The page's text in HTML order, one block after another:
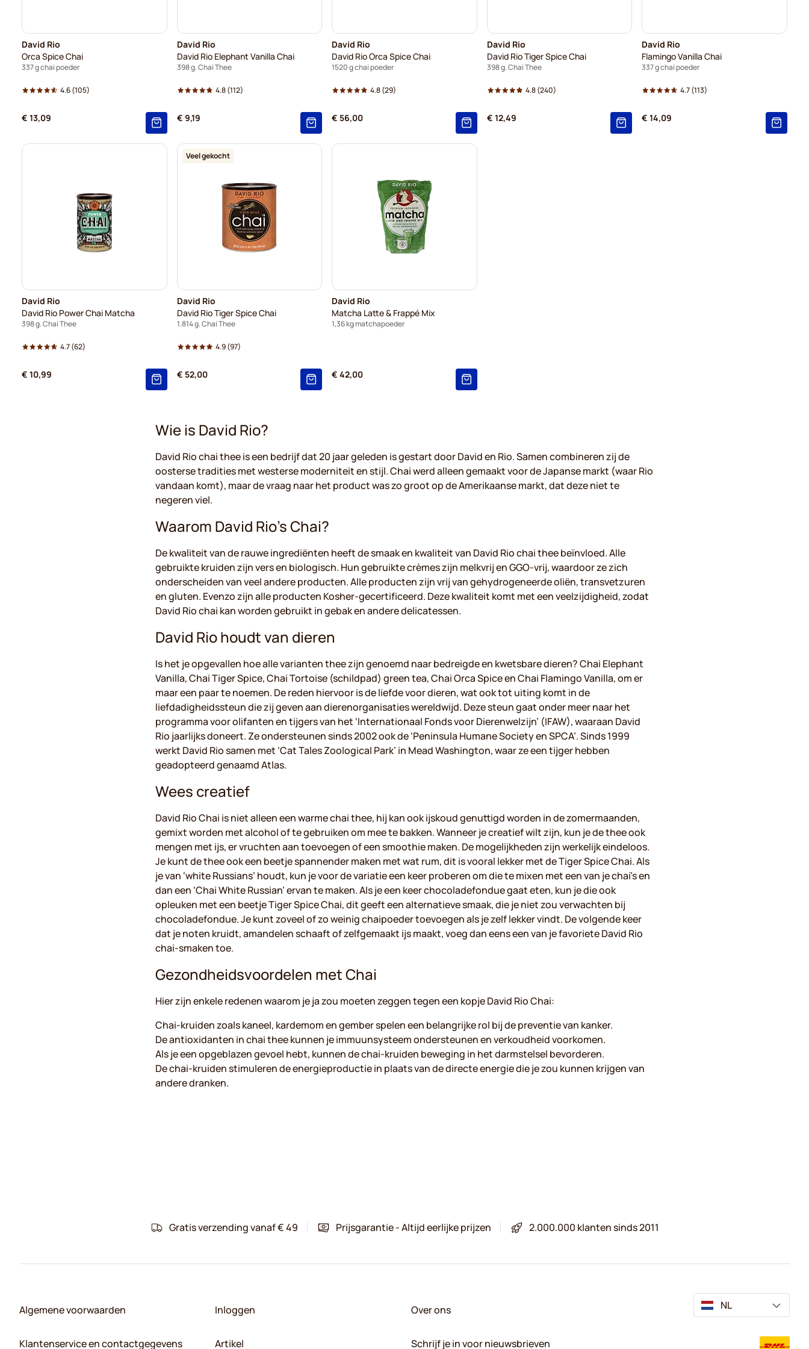
David Rio
Orca Spice Chai
337 g chai poeder
4.6(105)
€ 13,09
David Rio
David Rio Elephant Vanilla Chai
398 g. Chai Thee
4.8(112)
€ 9,19
David Rio
David Rio Orca Spice Chai
1520 g chai poeder
4.8(29)
€ 56,00
David Rio
David Rio Tiger Spice Chai
398 g. Chai Thee
4.8(240)
€ 12,49
David Rio
Flamingo Vanilla Chai
337 g chai poeder
4.7(113)
€ 14,09
David Rio
David Rio Power Chai Matcha
398 g. Chai Thee
4.7(62)
€ 10,99
Veel gekocht
David Rio
David Rio Tiger Spice Chai
1.814 g. Chai Thee
4.9(97)
€ 52,00
David Rio
Matcha Latte & Frappé Mix
1,36 kg matchapoeder
€ 42,00
Wie is David Rio?
David Rio chai thee is een bedrijf dat 20 jaar geleden is gestart door David en Rio. Samen combineren zij de
oosterse tradities met westerse moderniteit en stijl. Chai werd alleen gemaakt voor de Japanse markt (waar Rio
vandaan komt), maar de vraag naar het product was zo groot op de Amerikaanse markt, dat deze niet te
negeren viel.
Waarom David Rio’s Chai?
De kwaliteit van de rauwe ingrediënten heeft de smaak en kwaliteit van David Rio chai thee beïnvloed. Alle
gebruikte kruiden zijn vers en biologisch. Hun gebruikte crèmes zijn melkvrij en GGO-vrij, waardoor ze zich
onderscheiden van veel andere producten. Alle producten zijn vrij van gehydrogeneerde oliën, transvetzuren
en gluten. Evenzo zijn alle producten Kosher-gecertificeerd. Deze kwaliteit komt met een veelzijdigheid, zodat
David Rio chai kan worden gebruikt in gebak en andere delicatessen.
David Rio houdt van dieren
Is het je opgevallen hoe alle varianten thee zijn genoemd naar bedreigde en kwetsbare dieren? Chai Elephant
Vanilla, Chai Tiger Spice, Chai Tortoise (schildpad) green tea, Chai Orca Spice en Chai Flamingo Vanilla, om er
maar een paar te noemen. De reden hiervoor is de liefde voor dieren, wat ook tot uiting komt in de
liefdadigheidssteun die zij geven aan dierenorganisaties wereldwijd. Deze steun gaat onder meer naar het
programma voor olifanten en tijgers van het ‘Internationaal Fonds voor Dierenwelzijn’ (IFAW), waaraan David
Rio jaarlijks doneert. Ze ondersteunen sinds 2002 ook de ‘Peninsula Humane Society en SPCA’. Sinds 1999
werkt David Rio samen met ‘Cat Tales Zoological Park’ in Mead Washington, waar ze een tijger hebben
geadopteerd genaamd Atlas.
Wees creatief
David Rio Chai is niet alleen een warme chai thee, hij kan ook ijskoud genuttigd worden in de zomermaanden,
gemixt worden met alcohol of te gebruiken om mee te bakken. Wanneer je creatief wilt zijn, kun je de thee ook
mengen met ijs, er vruchten aan toevoegen of een smoothie maken. De mogelijkheden zijn werkelijk eindeloos.
Je kunt de thee ook een beetje spannender maken met wat rum, dit is vooral lekker met de Tiger Spice Chai. Als
je van ‘white Russians’ houdt, kun je voor de variatie een keer proberen om die te mixen met een van je chai’s en
dan een ‘Chai White Russian’ ervan te maken. Als je een keer chocoladefondue gaat eten, kun je die ook
opleuken met een beetje Tiger Spice Chai, dit geeft een alternatieve smaak, die je niet zou verwachten bij
chocoladefondue. Je kunt zoveel of zo weinig chaipoeder toevoegen als je zelf lekker vindt. De volgende keer
dat je noten kruidt, amandelen schaaft of zelfgemaakt ijs maakt, voeg dan eens een van je favoriete David Rio
chai-smaken toe.
Gezondheidsvoordelen met Chai
Hier zijn enkele redenen waarom je ja zou moeten zeggen tegen een kopje David Rio Chai:
Chai-kruiden zoals kaneel, kardemom en gember spelen een belangrijke rol bij de preventie van kanker.
De antioxidanten in chai thee kunnen je immuunsysteem ondersteunen en verkoudheid voorkomen.
Als je een opgeblazen gevoel hebt, kunnen de chai-kruiden beweging in het darmstelsel bevorderen.
De chai-kruiden stimuleren de energieproductie in plaats van de directe energie die je zou kunnen krijgen van
andere dranken.
Gratis verzending vanaf € 49 Prijsgarantie - Altijd eerlijke prijzen 2.000.000 klanten sinds 2011
Algemene voorwaarden
Klantenservice en contactgegevens
Inloggen
Artikel
Over ons
Schrijf je in voor nieuwsbrieven
NL